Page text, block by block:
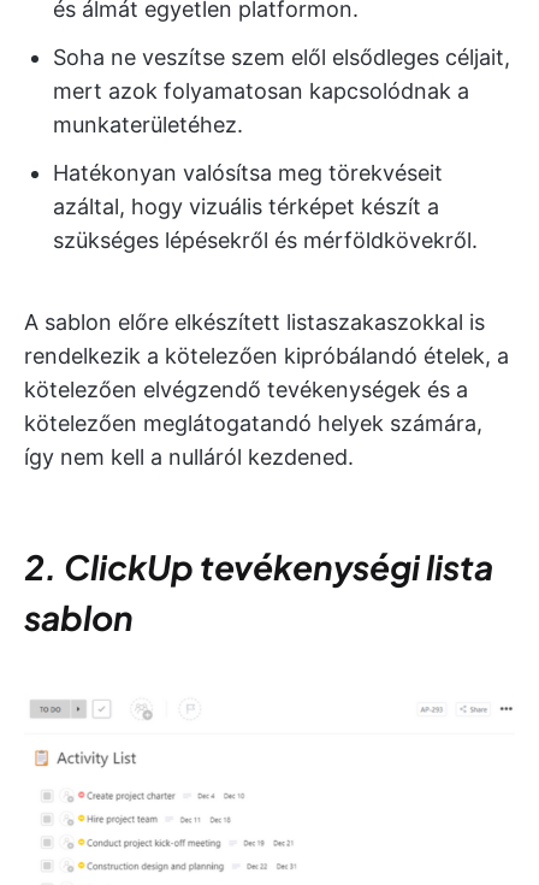
és álmát egyetlen platformon.
Soha ne veszítse szem elől elsődleges céljait,
mert azok folyamatosan kapcsolódnak a
munkaterületéhez.
Hatékonyan valósítsa meg törekvéseit
azáltal, hogy vizuális térképet készít a
szükséges lépésekről és mérföldkövekről.
A sablon előre elkészített listaszakaszokkal is
rendelkezik a kötelezően kipróbálandó ételek, a
kötelezően elvégzendő tevékenységek és a
kötelezően meglátogatandó helyek számára,
így nem kell a nulláról kezdened.
2. ClickUp tevékenységi lista
sablon